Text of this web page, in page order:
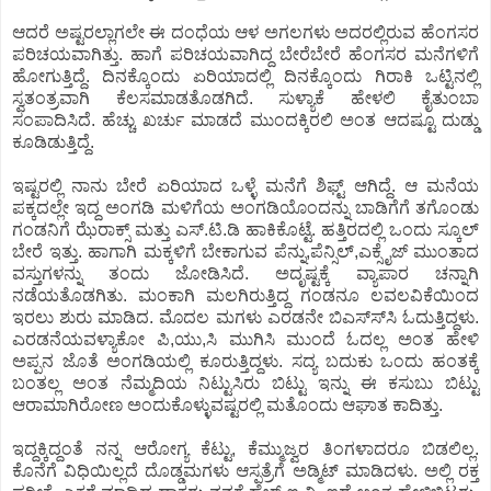
ಆದರೆ ಅಷ್ಟರಲ್ಲಾಗಲೇ ಈ ದಂಧೆಯ ಆಳ ಅಗಲಗಳು ಅದರಲ್ಲಿರುವ ಹೆಂಗಸರ
ಪರಿಚಯವಾಗಿತ್ತು. ಹಾಗೆ ಪರಿಚಯವಾಗಿದ್ದ ಬೇರೆಬೇರೆ ಹೆಂಗಸರ ಮನೆಗಳಿಗೆ
ಹೋಗುತ್ತಿದ್ದೆ. ದಿನಕ್ಕೊಂದು ಏರಿಯಾದಲ್ಲಿ ದಿನಕ್ಕೊಂದು ಗಿರಾಕಿ ಒಟ್ಟಿನಲ್ಲಿ
ಸ್ವತಂತ್ರವಾಗಿ ಕೆಲಸಮಾಡತೊಡಗಿದೆ. ಸುಳ್ಯಾಕೆ ಹೇಳಲಿ ಕೈತುಂಬಾ
ಸಂಪಾದಿಸಿದೆ. ಹೆಚ್ಚು ಖರ್ಚು ಮಾಡದೆ ಮುಂದಕ್ಕಿರಲಿ ಅಂತ ಆದಷ್ಟೂ ದುಡ್ಡು
ಕೂಡಿಡುತ್ತಿದ್ದೆ.
ಇಷ್ಟರಲ್ಲಿ ನಾನು ಬೇರೆ ಏರಿಯಾದ ಒಳ್ಳೆ ಮನೆಗೆ ಶಿಫ್ಟ್ ಆಗಿದ್ದೆ. ಆ ಮನೆಯ
ಪಕ್ಕದಲ್ಲೇ ಇದ್ದ ಅಂಗಡಿ ಮಳಿಗೆಯ ಅಂಗಡಿಯೊಂದನ್ನು ಬಾಡಿಗೆಗೆ ತಗೊಂಡು
ಗಂಡನಿಗೆ ಝೆರಾಕ್ಸ್ ಮತ್ತು ಎಸ್.ಟಿ.ಡಿ ಹಾಕಿಕೊಟ್ಟೆ. ಹತ್ತಿರದಲ್ಲಿ ಒಂದು ಸ್ಕೂಲ್
ಬೇರೆ ಇತ್ತು. ಹಾಗಾಗಿ ಮಕ್ಕಳಿಗೆ ಬೇಕಾಗುವ ಪೆನ್ನು,ಪೆನ್ಸಿಲ್,ಎಕ್ಸೈಜ್ ಮುಂತಾದ
ವಸ್ತುಗಳನ್ನು ತಂದು ಜೋಡಿಸಿದೆ. ಅದೃಷ್ಟಕ್ಕೆ ವ್ಯಾಪಾರ ಚನ್ನಾಗಿ
ನಡೆಯತೊಡಗಿತು. ಮಂಕಾಗಿ ಮಲಗಿರುತ್ತಿದ್ದ ಗಂಡನೂ ಲವಲವಿಕೆಯಿಂದ
ಇರಲು ಶುರು ಮಾಡಿದ. ಮೊದಲ ಮಗಳು ಎರಡನೇ ಬಿಎಸ್ಸ್‍ಸಿ ಓದುತ್ತಿದ್ದಳು.
ಎರಡನೆಯವಳ್ಯಾಕೋ ಪಿ,ಯು,ಸಿ ಮುಗಿಸಿ ಮುಂದೆ ಓದಲ್ಲ ಅಂತ ಹೇಳಿ
ಅಪ್ಪನ ಜೊತೆ ಅಂಗಡಿಯಲ್ಲಿ ಕೂರುತ್ತಿದ್ದಳು. ಸದ್ಯ ಬದುಕು ಒಂದು ಹಂತಕ್ಕೆ
ಬಂತಲ್ಲ ಅಂತ ನೆಮ್ಮದಿಯ ನಿಟ್ಟುಸಿರು ಬಿಟ್ಟು ಇನ್ನು ಈ ಕಸುಬು ಬಿಟ್ಟು
ಆರಾಮಾಗಿರೋಣ ಅಂದುಕೊಳ್ಳುವಷ್ಟರಲ್ಲಿ ಮತೊಂದು ಆಘಾತ ಕಾದಿತ್ತು.
ಇದ್ದಕ್ಕಿದ್ದಂತೆ ನನ್ನ ಆರೋಗ್ಯ ಕೆಟ್ಟು, ಕೆಮ್ಮುಜ್ವರ ತಿಂಗಳಾದರೂ ಬಿಡಲಿಲ್ಲ.
ಕೊನೆಗೆ ವಿಧಿಯಿಲ್ಲದೆ ದೊಡ್ಡಮಗಳು ಆಸ್ಪತ್ರೆಗೆ ಅಡ್ಮಿಟ್ ಮಾಡಿದಳು. ಅಲ್ಲಿ ರಕ್ತ